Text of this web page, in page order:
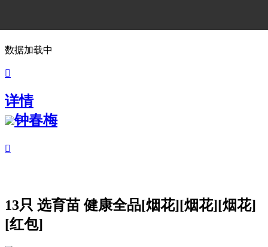
数据加载中

详情
钟春梅

13只 选育苗 健康全品[烟花][烟花][烟花]
[红包]